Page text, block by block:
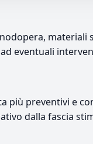
materiali
eventuali
più preventivi e
dalla fascia